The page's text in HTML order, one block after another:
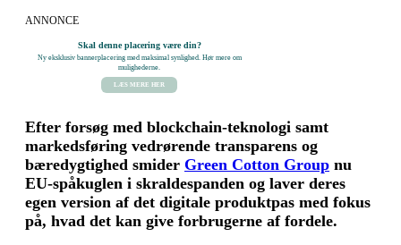
ANNONCE
Skal denne placering være din?
Ny eksklusiv bannerplacering med maksimal synlighed. Hør mere om
mulighederne.
LÆS MERE HER
Efter forsøg med blockchain-teknologi samt
markedsføring vedrørende transparens og
bæredygtighed smider Green Cotton Group nu
EU-spåkuglen i skraldespanden og laver deres
egen version af det digitale produktpas med fokus
på, hvad det kan give forbrugerne af fordele.